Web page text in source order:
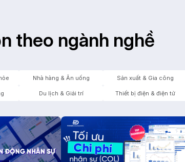
theo ngành nghề
Nhà hàng & Ăn uống Sản xuất & Gia công
Du lịch & Giải trí Thiết bị điện & điện tử